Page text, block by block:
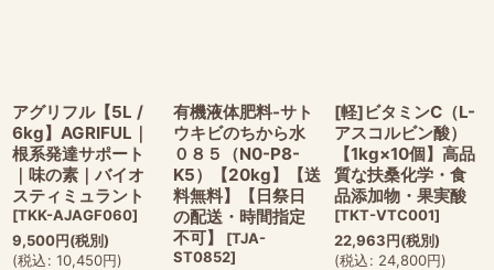
アグリフル【5L /
6kg】AGRIFUL｜
根系発達サポート
｜味の素｜バイオ
スティミュラント
[TKK-AJAGF060]
9,500円(税別)
(税込: 10,450円)
有機液体肥料-サト
ウキビのちから水
０８５（N0-P8-
K5）【20kg】【送
料無料】【日祭日
の配送・時間指定
不可】
[TJA-
ST0852]
[軽]ビタミンC（L-
アスコルビン酸）
【1kg×10個】高品
質な扶桑化学・食
品添加物・果実酸
[TKT-VTC001]
22,963円(税別)
(税込: 24,800円)